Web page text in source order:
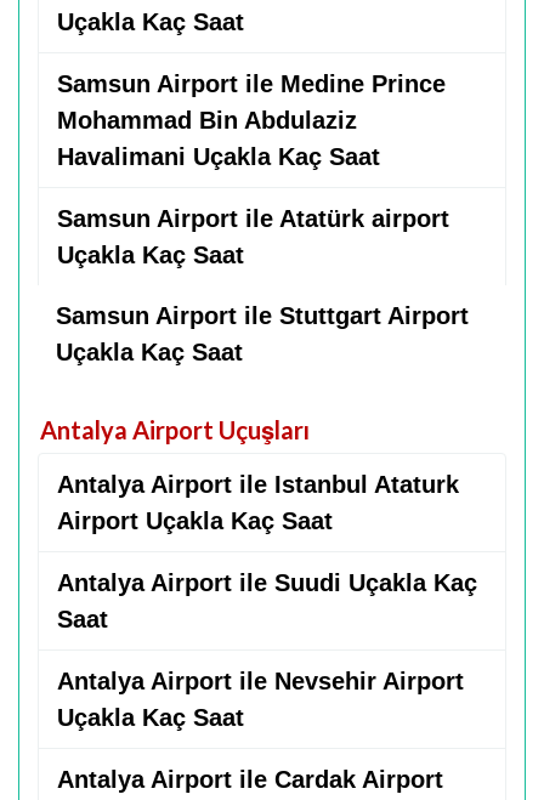
Uçakla Kaç Saat
Samsun Airport ile Medine Prince
Mohammad Bin Abdulaziz
Havalimani Uçakla Kaç Saat
Samsun Airport ile Atatürk airport
Uçakla Kaç Saat
Samsun Airport ile Stuttgart Airport
Uçakla Kaç Saat
Antalya Airport Uçuşları
Antalya Airport ile Istanbul Ataturk
Airport Uçakla Kaç Saat
Antalya Airport ile Suudi Uçakla Kaç
Saat
Antalya Airport ile Nevsehir Airport
Uçakla Kaç Saat
Antalya Airport ile Cardak Airport